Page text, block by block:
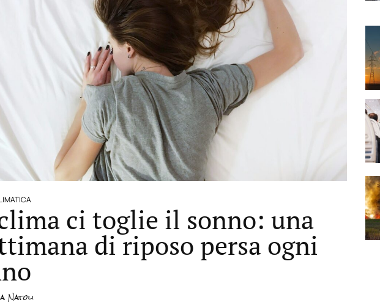
ci toglie il sonno: una
di riposo persa ogni
Natoli